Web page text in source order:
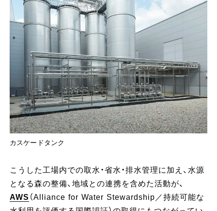
カスケードタンク
こうした工場内での取水・省水・排水管理に加え、水源
となる森の整備、地域との連携を含めた活動が、
AWS （Alliance for Water Stewardship／持続可能な